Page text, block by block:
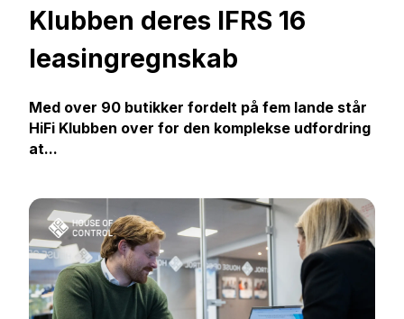
Klubben deres IFRS 16
leasingregnskab
Med over 90 butikker fordelt på fem lande står
HiFi Klubben over for den komplekse udfordring
at...